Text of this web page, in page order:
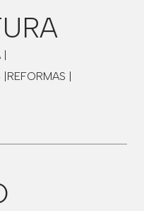
|
|REFORMAS |